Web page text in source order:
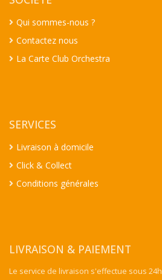
Qui sommes-nous ?
Contactez nous
La Carte Club Orchestra
SERVICES
Livraison à domicile
Click & Collect
Conditions générales
LIVRAISON & PAIEMENT
Le service de livraison s'effectue sous 24h